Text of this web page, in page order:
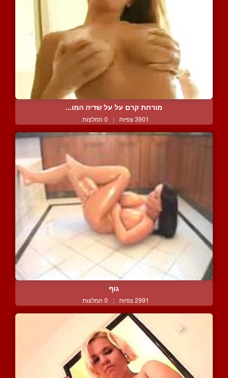
מורחת קרם על על שדיה המו...
3901 צפיות | 0 המלצות
גוף
2991 צפיות | 0 המלצות